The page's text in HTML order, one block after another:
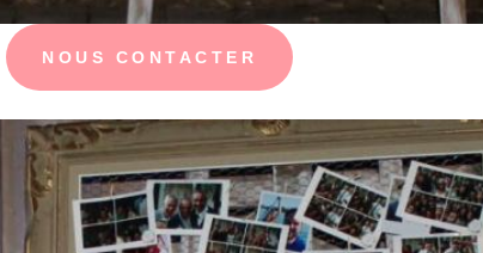
NOUS CONTACTER